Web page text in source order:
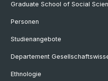
Graduate School of Social
Personen
Studienangebote
Departement
Ethnologie